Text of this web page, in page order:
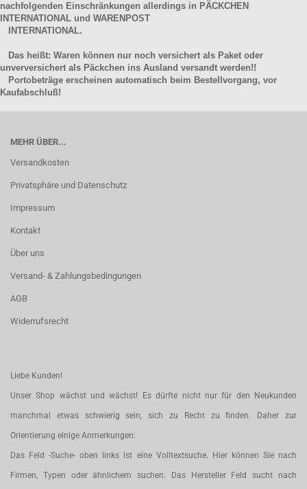
nachfolgenden Einschränkungen allerdings in PÄCKCHEN
INTERNATIONAL und WARENPOST
INTERNATIONAL.
Das heißt: Waren können nur noch versichert als Paket oder
unverversichert als Päckchen ins Ausland versandt werden!!
Portobeträge erscheinen automatisch beim Bestellvorgang, vor
Kaufabschluß!
MEHR ÜBER...
Versandkosten
Privatsphäre und Datenschutz
Impressum
Kontakt
Über uns
Versand- & Zahlungsbedingungen
AGB
Widerrufsrecht
Liebe Kunden!
Unser Shop wächst und wächst! Es dürfte nicht nur für den Neukunden
manchmal etwas schwierig sein, sich zu Recht zu finden. Daher zur
Orientierung einige Anmerkungen:
Das Feld -Suche- oben links ist eine Volltextsuche. Hier können Sie nach
Firmen, Typen oder ähnlichem suchen. Das Hersteller Feld sucht nach